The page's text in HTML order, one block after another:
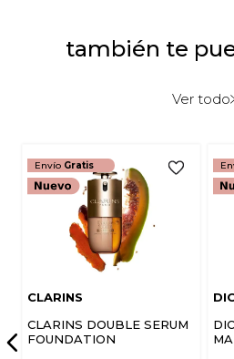
también te
Ver todo
Envío Gratis
CLARINS
CLARINS DOUBLE SERUM
FOUNDATION